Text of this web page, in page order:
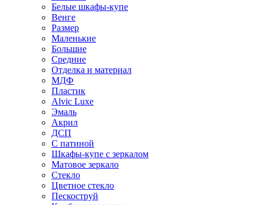
Белые шкафы-купе
Венге
Размер
Маленькие
Большие
Средние
Отделка и материал
МДФ
Пластик
Alvic Luxe
Эмаль
Акрил
ДСП
С патиной
Шкафы-купе с зеркалом
Матовое зеркало
Стекло
Цветное стекло
Пескоструй